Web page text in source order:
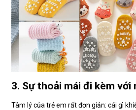
3. Sự thoải mái đi kèm với
Tâm lý của trẻ em rất đơn giản: cái gì